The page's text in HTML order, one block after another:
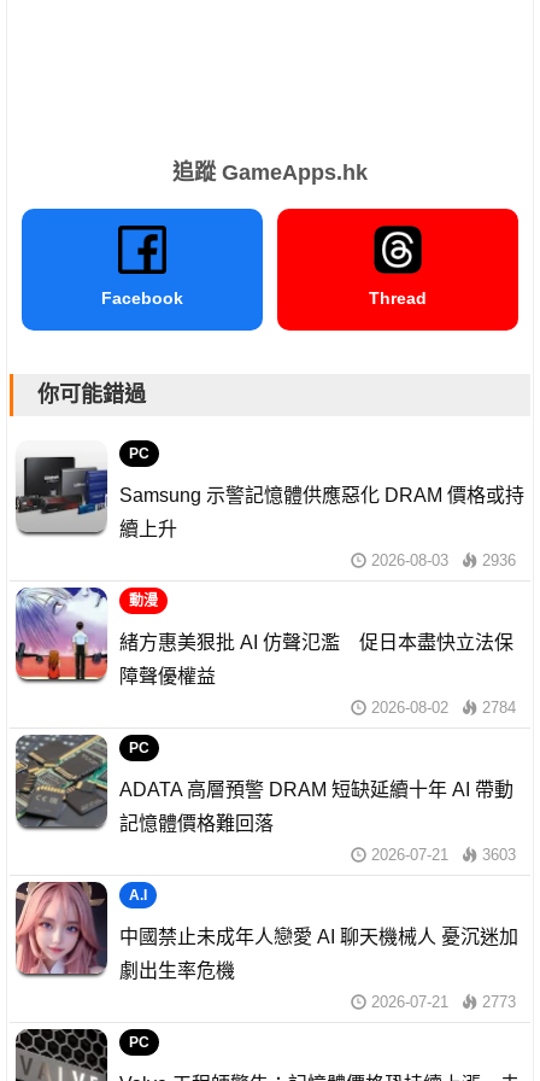
追蹤 GameApps.hk
Facebook Thread
你可能錯過
PC
Samsung 示警記憶體供應惡化 DRAM 價格或持
續上升
2026-08-03 2936
動漫
緒方惠美狠批 AI 仿聲氾濫 促日本盡快立法保
障聲優權益
2026-08-02 2784
PC
ADATA 高層預警 DRAM 短缺延續十年 AI 帶動
記憶體價格難回落
2026-07-21 3603
A.I
中國禁止未成年人戀愛 AI 聊天機械人 憂沉迷加
劇出生率危機
2026-07-21 2773
PC